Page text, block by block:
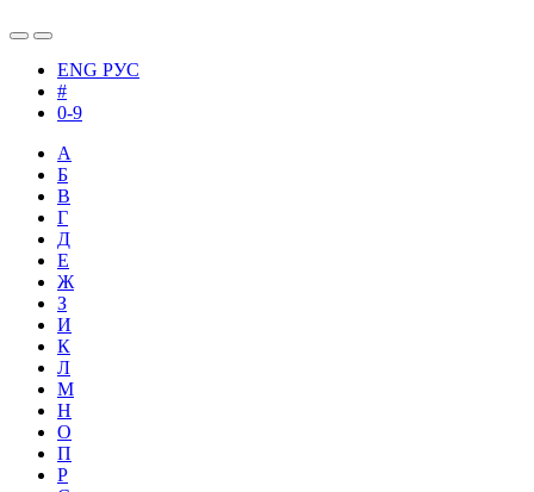
ENG РУС
#
0-9
А
Б
В
Г
Д
Е
Ж
З
И
К
Л
М
Н
О
П
Р